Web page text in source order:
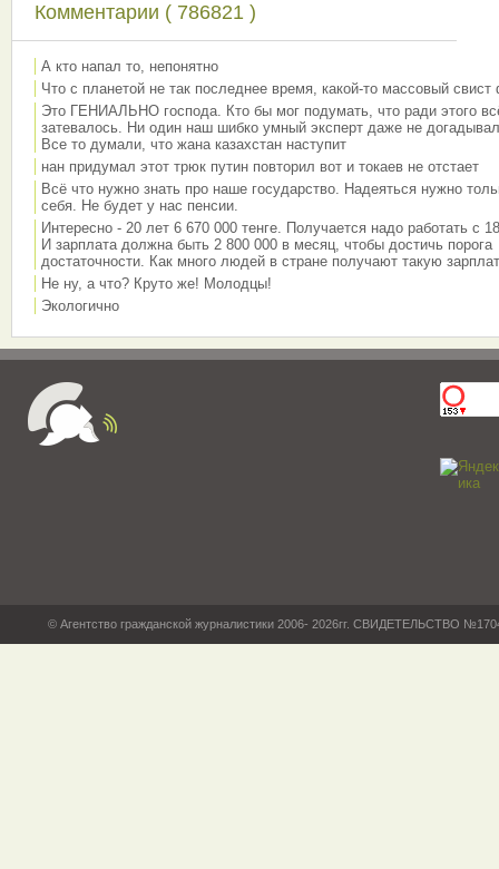
Комментарии ( 786821 )
А кто напал то, непонятно
Что с планетой не так последнее время, какой-то массовый свист
Это ГЕНИАЛЬНО господа. Кто бы мог подумать, что ради этого
затевалось. Ни один наш шибко умный эксперт даже не
Все то думали, что жана казахстан наступит
нан придумал этот трюк путин повторил вот и токаев не отстает
Всё что нужно знать про наше государство. Надеяться нужно
себя. Не будет у нас пенсии.
Интересно - 20 лет 6 670 000 тенге. Получается надо работать с
И зарплата должна быть 2 800 000 в месяц, чтобы достичь порога
достаточности. Как много людей в стране получают такую
Не ну, а что? Круто же! Молодцы!
Экологично
© Агентство гражданской журналистики 2006- 2026гг. СВИДЕТЕЛЬСТВО